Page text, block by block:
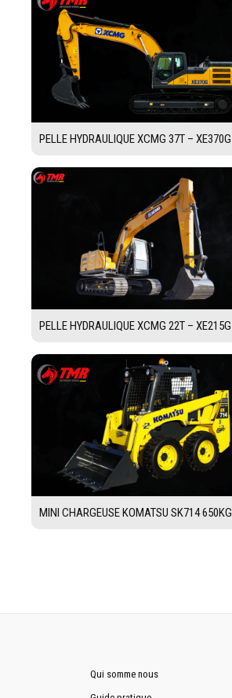
PELLE HYDRAULIQUE XCMG 37T – XE370G
PELLE HYDRAULIQUE XCMG 22T – XE215G
MINI CHARGEUSE KOMATSU SK714 650KG
Qui somme nous